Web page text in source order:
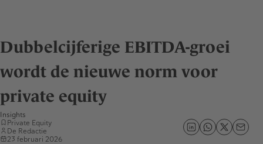
Dubbelcijferige EBITDA-groei
wordt de nieuwe norm voor
private equity
Insights
Private Equity
De Redactie
23 februari 2026